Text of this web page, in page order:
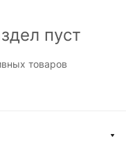
пуст
товаров